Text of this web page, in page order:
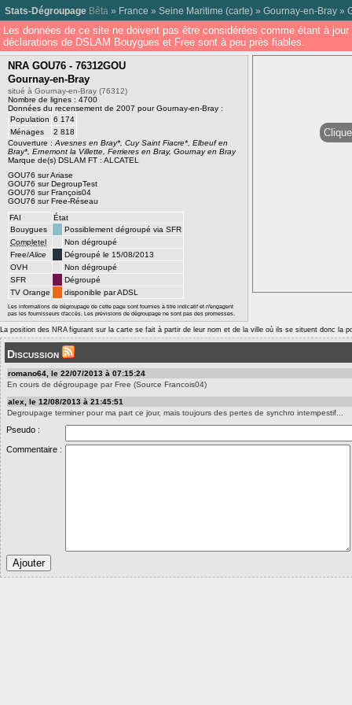
Stats-Dégroupage Bêta » France » Seine Maritime (carte) » Gournay-en-Bray »
Les données de ce site ne doivent pas être considérées comme étant à
déclarations de DSLAM Bouygues et Free sont à peu près fiables.
NRA GOU76 - 76312GOU
Gournay-en-Bray
situé à Gournay-en-Bray (76312)
Nombre de lignes : 4700
Données du recensement de 2007 pour Gournay-en-Bray :
Population 6 174
Ménages
2 818
Couverture : Avesnes en Bray*, Cuy Saint Fiacre*, Elbeuf en
Bray*, Ernemont la Villette, Ferrieres en Bray, Gournay en Bray
Marque de(s) DSLAM FT : ALCATEL
GOU76 sur Ariase
GOU76 sur DegroupTest
GOU76 sur François04
GOU76 sur Free-Réseau
FAI
État
Bouygues
Possiblement dégroupé via SFR
Completel
Non dégroupé
Free/Alice
Dégroupé le 15/08/2013
OVH
Non dégroupé
SFR
Dégroupé
TV Orange
disponible par ADSL
Les informations de dégroupage de cette page sont fournies à titre indicatif et n'engagent
pas les fournisseurs d'accès. Les prévisions de dégroupage ne sont pas des promesses.
La position des NRA figurant sur la carte se fait à partir de leur nom et de la ville où ils se situent donc la
Discussion
romano64, le 22/07/2013 à 07:15:24
En cours de dégroupage par Free (Source Francois04)
alex, le 12/08/2013 à 21:45:51
Degroupage terminer pour ma part ce jour, mais toujours des pertes de synchro intempestif...
Pseudo :
Commentaire :